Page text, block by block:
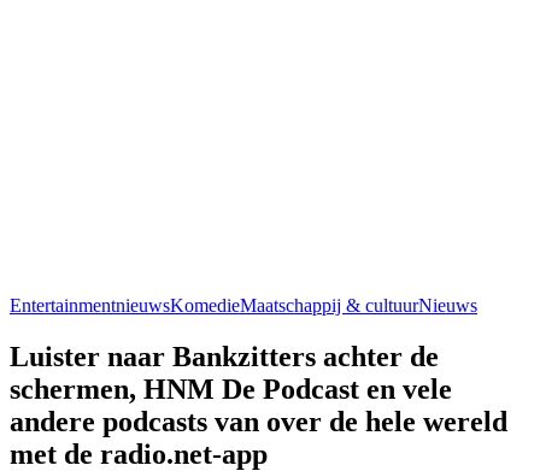
EntertainmentnieuwsKomedieMaatschappij & cultuurNieuws
Luister naar Bankzitters achter de
schermen, HNM De Podcast en vele
andere podcasts van over de hele wereld
met de radio.net-app